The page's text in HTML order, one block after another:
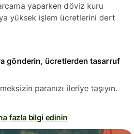
yaparken döviz kuru
yüksek işlem ücretlerini dert
gönderin, ücretlerden tasarruf
paranızı ileriye taşıyın.
fazla bilgi edinin